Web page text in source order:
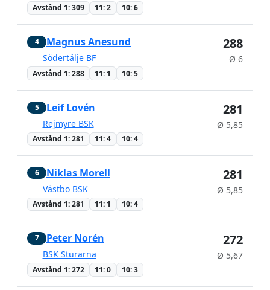
Avstånd 1: 309 11: 2 10: 6
4 Magnus Anesund
Södertälje BF
Avstånd 1: 288 11: 1 10: 5
288
Ø 6
5 Leif Lovén
Rejmyre BSK
Avstånd 1: 281 11: 4 10: 4
281
Ø 5,85
6 Niklas Morell
Västbo BSK
Avstånd 1: 281 11: 1 10: 4
281
Ø 5,85
7 Peter Norén
BSK Sturarna
Avstånd 1: 272 11: 0 10: 3
272
Ø 5,67